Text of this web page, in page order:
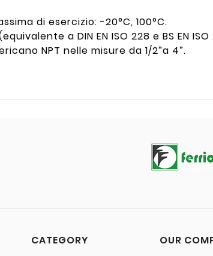
di esercizio: -20°C, 100°C.
a DIN EN ISO 228 e BS EN ISO
NPT nelle misure da 1/2”a 4”.
CATEGORY OUR